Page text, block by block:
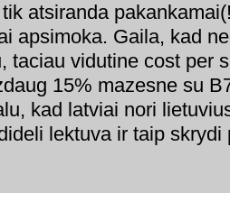
atsiranda
apsimoka. Gaila, kad
taciau vidutine cost per
15% mazesne su
kad latviai nori
lektuva ir taip skrydi